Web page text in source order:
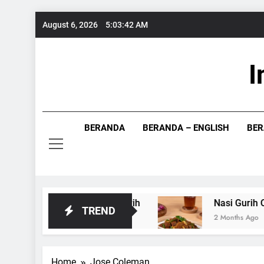
August 6, 2026 5:03:43 AM
BERANDA BERANDA – ENGLISH
TREND
Segar dan Gurih Nasi Gurih Oseng
2 Months Ago